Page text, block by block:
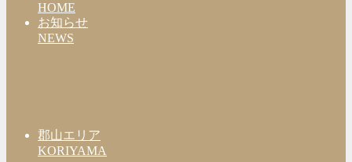
HOME
お知らせ
NEWS
郡山エリア
KORIYAMA